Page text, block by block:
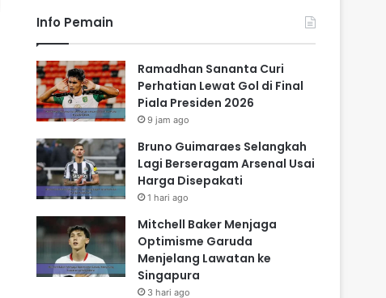
Info Pemain
Ramadhan Sananta Curi
Perhatian Lewat Gol di Final
Piala Presiden 2026
9 jam ago
Bruno Guimaraes Selangkah
Lagi Berseragam Arsenal Usai
Harga Disepakati
1 hari ago
Mitchell Baker Menjaga
Optimisme Garuda
Menjelang Lawatan ke
Singapura
3 hari ago